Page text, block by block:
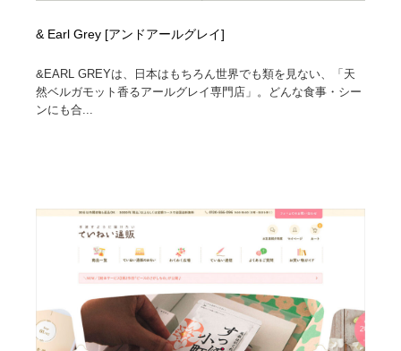
& Earl Grey [アンドアールグレイ]
&EARL GREYは、日本はもちろん世界でも類を見ない、「天
然ベルガモット香るアールグレイ専門店」。どんな食事・シー
ンにも合...